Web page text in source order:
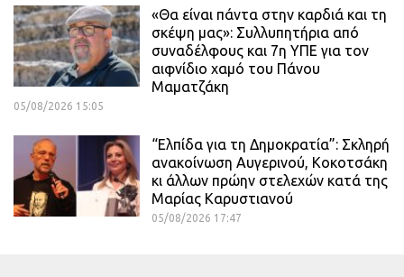
«Θα είναι πάντα στην καρδιά και τη
σκέψη μας»: Συλλυπητήρια από
συναδέλφους και 7η ΥΠΕ για τον
αιφνίδιο χαμό του Πάνου
Μαματζάκη
05/08/2026 15:05
“Ελπίδα για τη Δημοκρατία”: Σκληρή
ανακοίνωση Αυγερινού, Κοκοτσάκη
κι άλλων πρώην στελεχών κατά της
Μαρίας Καρυστιανού
05/08/2026 17:47